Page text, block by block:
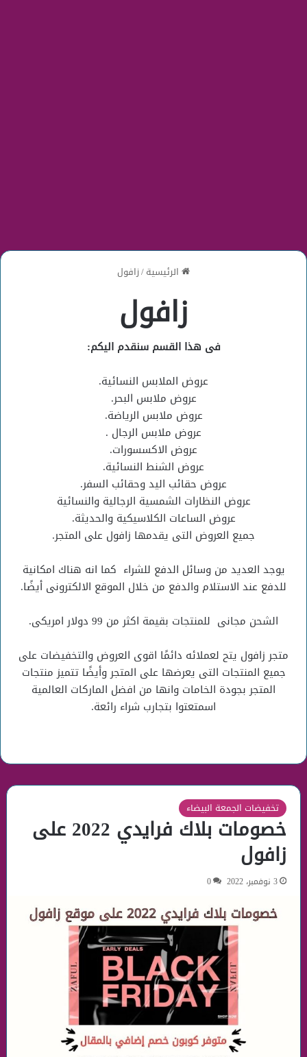
الرئيسية/زافول
زافول
فى هذا القسم سنقدم اليكم:
عروض الملابس النسائية.
عروض ملابس البحر.
عروض ملابس الرياضة.
عروض ملابس الرجال .
عروض الاكسسورات.
عروض الشنط النسائية.
عروض حقائب اليد وحقائب السفر.
عروض النظارات الشمسية الرجالية والنسائية
عروض الساعات الكلاسيكية والحديثة.
جميع العروض التى يقدمها زافول على المتجر.
يوجد العديد من وسائل الدفع للشراء كما انه هناك امكانية
للدفع عند الاستلام والدفع من خلال الموقع الالكترونى أيضًا.
الشحن مجانى للمنتجات بقيمة اكثر من 99 دولار امريكى.
متجر زافول يتح لعملائه دائمًا اقوى العروض والتخفيضات على
جميع المنتجات التى يعرضها على المتجر وأيضًا تتميز منتجات
المتجر بجودة الخامات وانها من افضل الماركات العالمية
اسمتعتوا بتجارب شراء رائعة.
تخفيضات الجمعة البيضاء
خصومات بلاك فرايدي 2022 على
زافول
3 نوفمبر، 2022 0